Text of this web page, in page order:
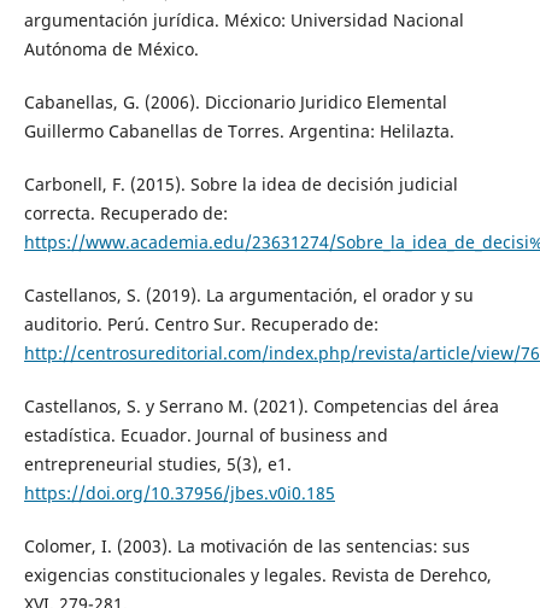
argumentación jurídica. México: Universidad Nacional
Autónoma de México.
Cabanellas, G. (2006). Diccionario Juridico Elemental
Guillermo Cabanellas de Torres. Argentina: Helilazta.
Carbonell, F. (2015). Sobre la idea de decisión judicial
correcta. Recuperado de:
https://www.academia.edu/23631274/
Castellanos, S. (2019). La argumentación, el orador y su
auditorio. Perú. Centro Sur. Recuperado de:
http://centrosureditorial.com/index.php/revista/article/view/76
Castellanos, S. y Serrano M. (2021). Competencias del área
estadística. Ecuador. Journal of business and
entrepreneurial studies, 5(3), e1.
https://doi.org/10.37956/jbes.v0i0.185
Colomer, I. (2003). La motivación de las sentencias: sus
exigencias constitucionales y legales. Revista de Derehco,